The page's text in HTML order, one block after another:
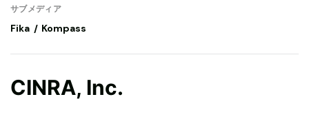
サブメディア
Fika Kompass
CINRA, Inc.